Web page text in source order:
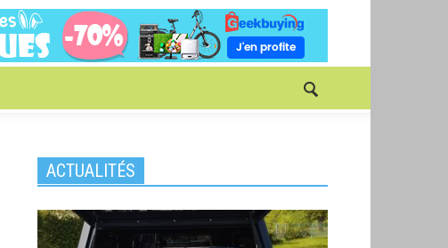
ACTUALITÉS